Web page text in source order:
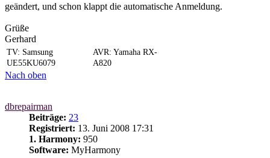
geändert, und schon klappt die automatische Anmeldung.
Grüße
Gerhard
TV: Samsung
UE55KU6079
AVR: Yamaha RX-
A820
Nach oben
dbrepairman
Beiträge: 23
Registriert: 13. Juni 2008 17:31
1. Harmony: 950
Software: MyHarmony